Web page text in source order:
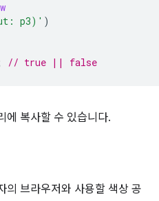
p3)' )
// true || false
에 복사할 수 있습니다.
의 브라우저와 사용할 색상 공